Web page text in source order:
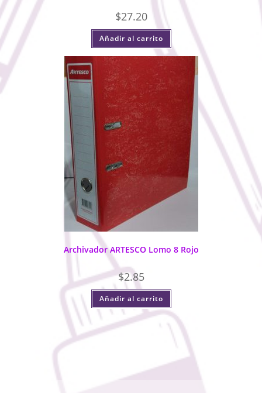
$27.20
Añadir al carrito
Archivador ARTESCO Lomo 8 Rojo
$2.85
Añadir al carrito